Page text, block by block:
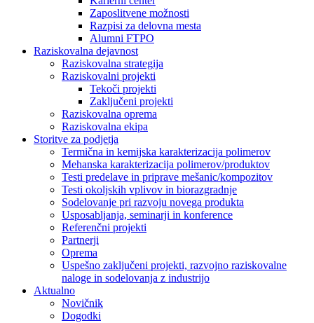
Zaposlitvene možnosti
Razpisi za delovna mesta
Alumni FTPO
Raziskovalna dejavnost
Raziskovalna strategija
Raziskovalni projekti
Tekoči projekti
Zaključeni projekti
Raziskovalna oprema
Raziskovalna ekipa
Storitve za podjetja
Termična in kemijska karakterizacija polimerov
Mehanska karakterizacija polimerov/produktov
Testi predelave in priprave mešanic/kompozitov
Testi okoljskih vplivov in biorazgradnje
Sodelovanje pri razvoju novega produkta
Usposabljanja, seminarji in konference
Referenčni projekti
Partnerji
Oprema
Uspešno zaključeni projekti, razvojno raziskovalne
naloge in sodelovanja z industrijo
Aktualno
Novičnik
Dogodki